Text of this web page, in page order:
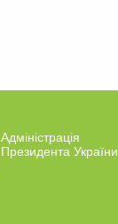
Адміністрація
Президента України